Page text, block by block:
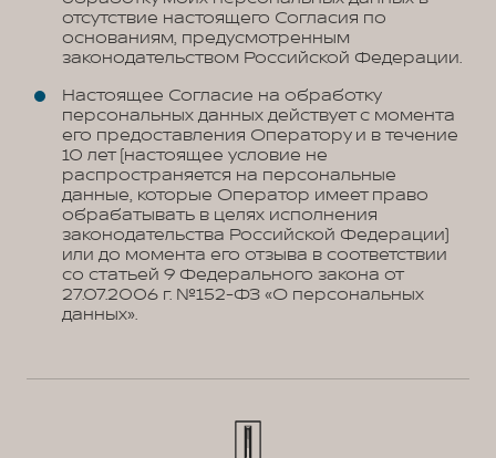
отсутствие настоящего Согласия по
основаниям, предусмотренным
законодательством Российской Федерации.
Настоящее Согласие на обработку
персональных данных действует с момента
его предоставления Оператору и в течение
10 лет (настоящее условие не
распространяется на персональные
данные, которые Оператор имеет право
обрабатывать в целях исполнения
законодательства Российской Федерации)
или до момента его отзыва в соответствии
со статьей 9 Федерального закона от
27.07.2006 г. №152-ФЗ «О персональных
данных».